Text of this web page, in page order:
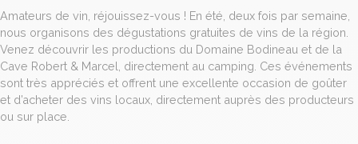
Amateurs de vin, réjouissez-vous ! En été, deux fois par semaine,
nous organisons des dégustations gratuites de vins de la région.
Venez découvrir les productions du Domaine Bodineau et de la
Cave Robert & Marcel, directement au camping. Ces événements
sont très appréciés et offrent une excellente occasion de goûter
et d’acheter des vins locaux, directement auprès des producteurs
ou sur place.